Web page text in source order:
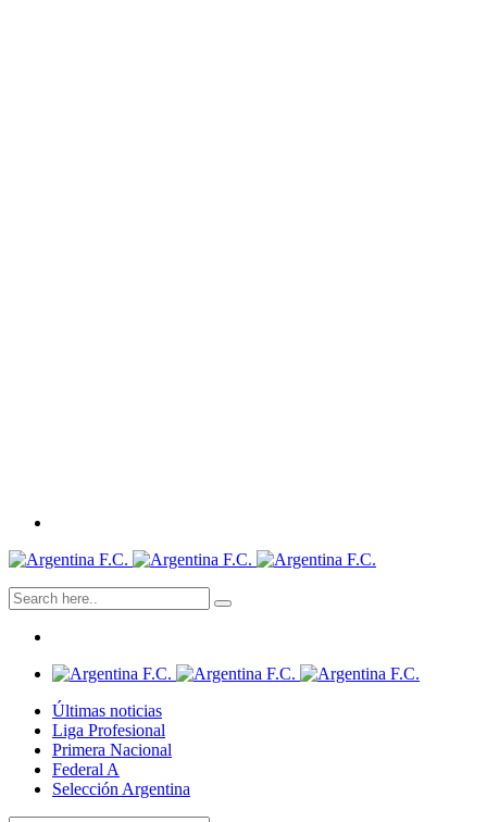
Últimas noticias
Liga Profesional
Primera Nacional
Federal A
Selección Argentina